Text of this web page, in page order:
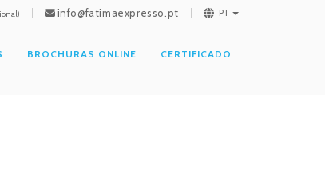
info@fatimaexpresso.pt PT
BROCHURAS ONLINE CERTIFICADO